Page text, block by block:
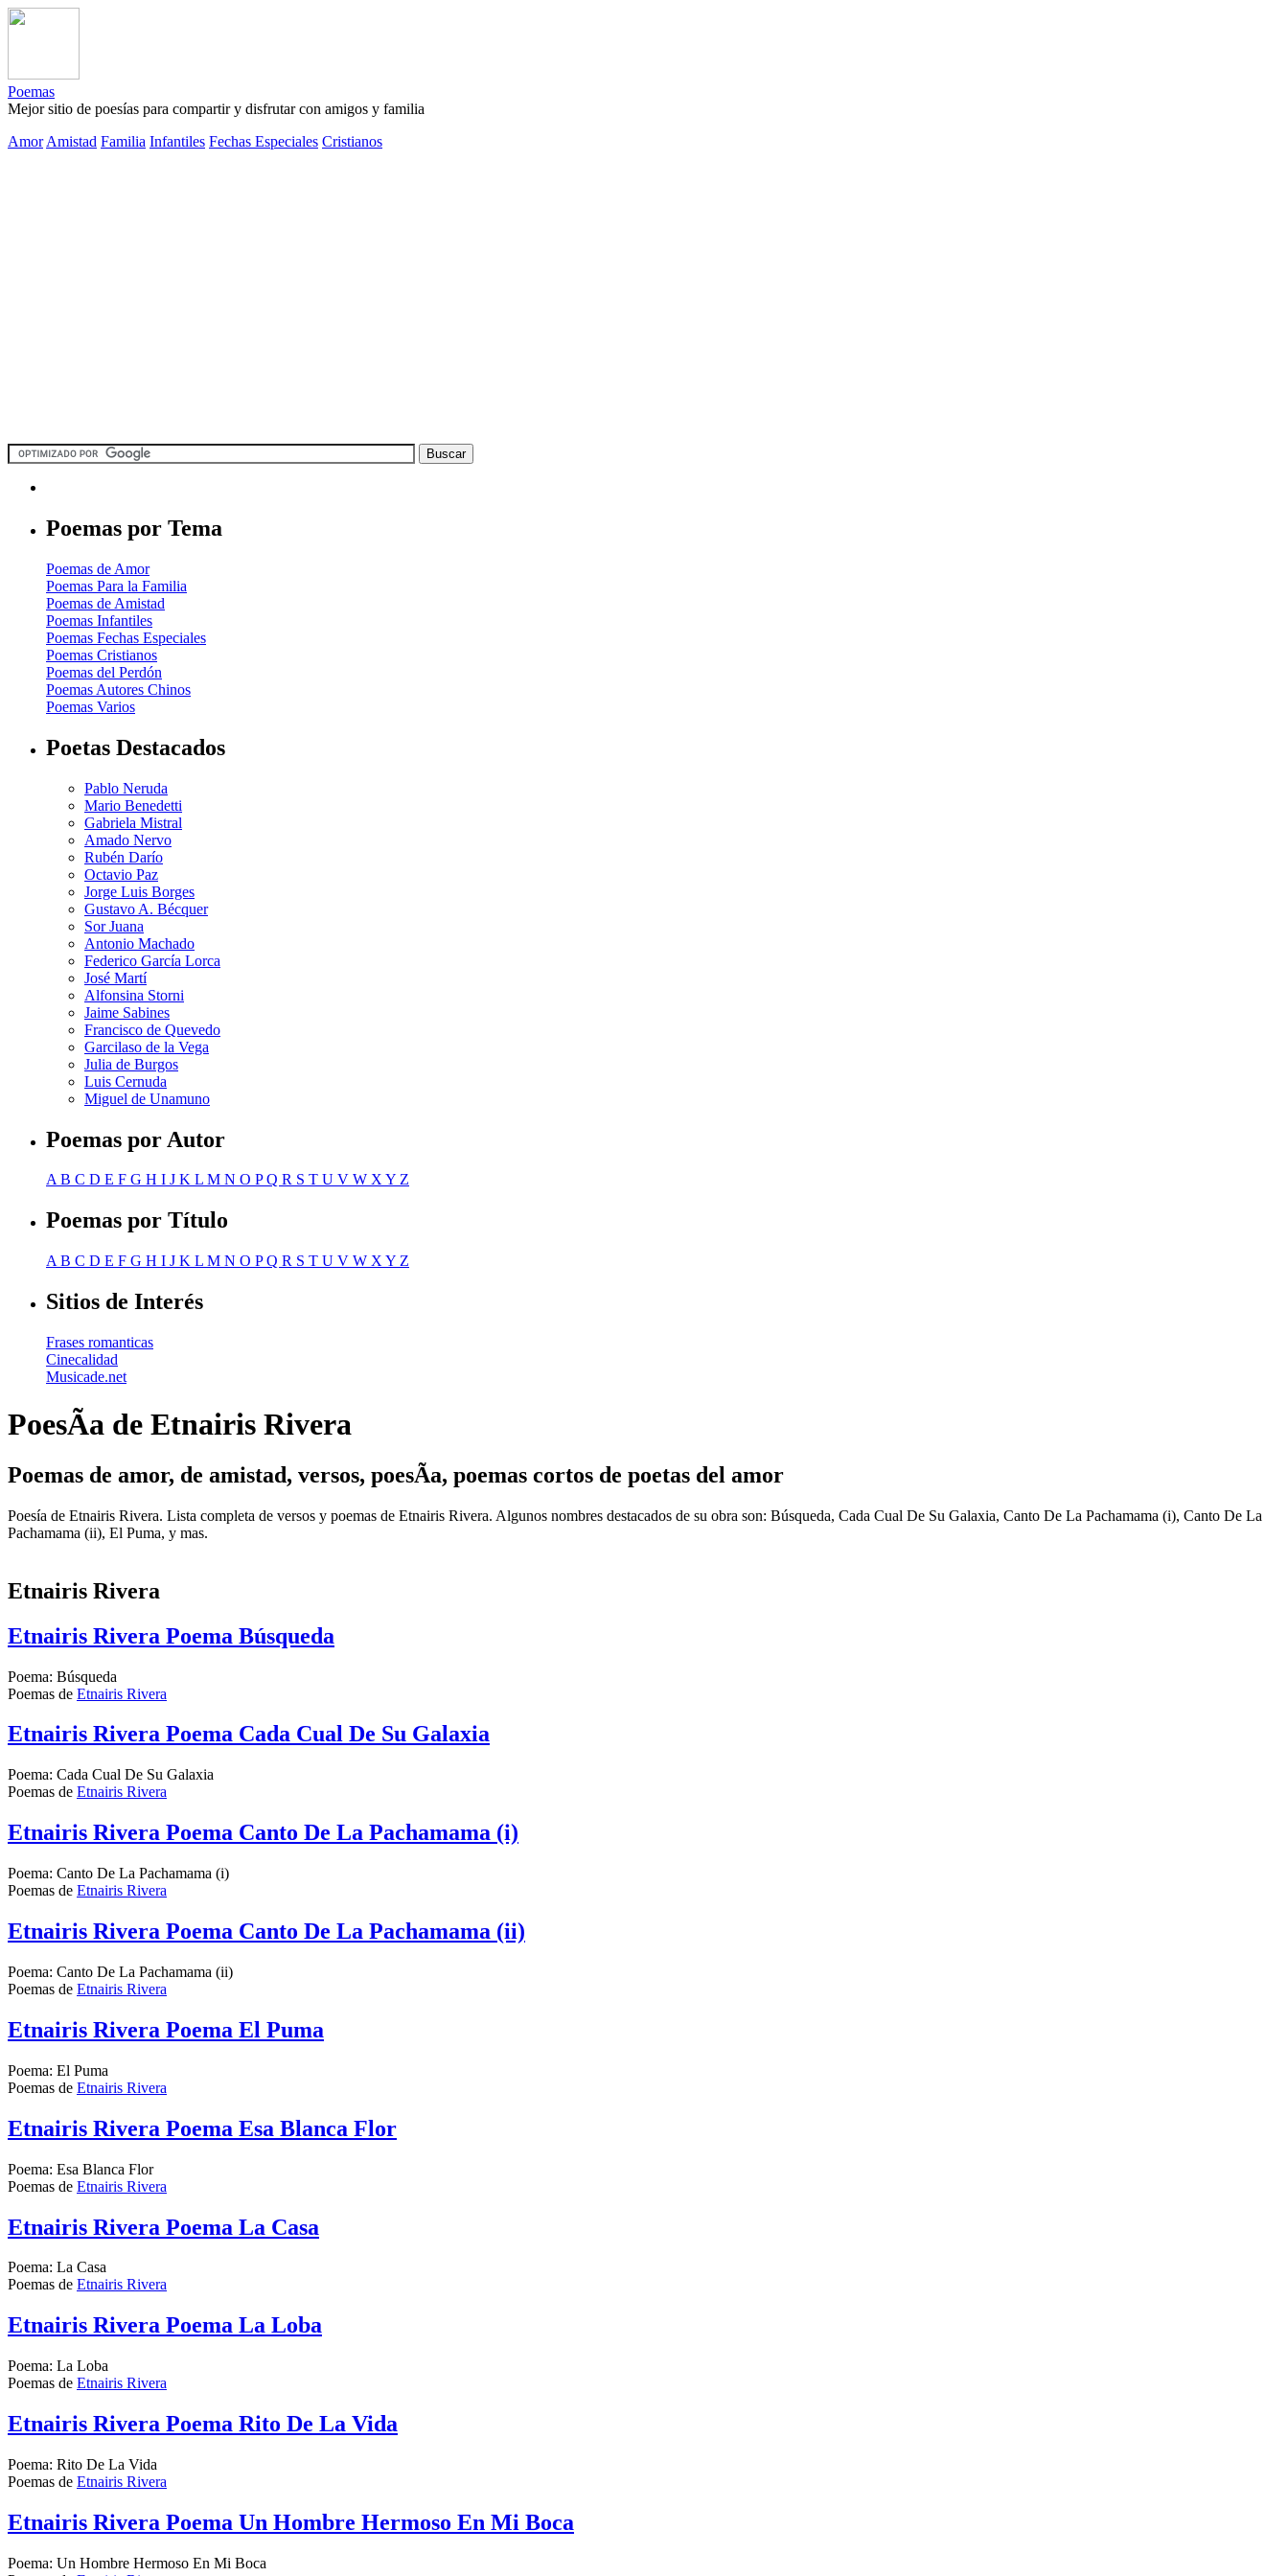
Poemas
Mejor sitio de poesías para compartir y disfrutar con amigos y familia
Amor Amistad Familia Infantiles Fechas Especiales Cristianos
Poemas por Tema
Poemas de Amor
Poemas Para la Familia
Poemas de Amistad
Poemas Infantiles
Poemas Fechas Especiales
Poemas Cristianos
Poemas del Perdón
Poemas Autores Chinos
Poemas Varios
Poetas Destacados
Pablo Neruda
Mario Benedetti
Gabriela Mistral
Amado Nervo
Rubén Darío
Octavio Paz
Jorge Luis Borges
Gustavo A. Bécquer
Sor Juana
Antonio Machado
Federico García Lorca
José Martí
Alfonsina Storni
Jaime Sabines
Francisco de Quevedo
Garcilaso de la Vega
Julia de Burgos
Luis Cernuda
Miguel de Unamuno
Poemas por Autor
AB C D E F G H I J K L M N O PQ R S T U V W XY Z
Poemas por Título
A B C D E F G H I J K L M N O PQ R S T U V W X Y Z
Sitios de Interés
Frases romanticas
Cinecalidad
Musicade.net
PoesÃ­a de Etnairis Rivera
Poemas de amor, de amistad, versos, poesÃ­a, poemas cortos de poetas del amor
Poesía de Etnairis Rivera. Lista completa de versos y poemas de Etnairis Rivera. Algunos nombres destacados de su obra son: Búsqueda, Cada Cual De Su Galaxia, Canto De La Pachamama (i), Canto De La
Pachamama (ii), El Puma, y mas.
Etnairis Rivera
Etnairis Rivera Poema Búsqueda
Poema: Búsqueda
Poemas de Etnairis Rivera
Etnairis Rivera Poema Cada Cual De Su Galaxia
Poema: Cada Cual De Su Galaxia
Poemas de Etnairis Rivera
Etnairis Rivera Poema Canto De La Pachamama (i)
Poema: Canto De La Pachamama (i)
Poemas de Etnairis Rivera
Etnairis Rivera Poema Canto De La Pachamama (ii)
Poema: Canto De La Pachamama (ii)
Poemas de Etnairis Rivera
Etnairis Rivera Poema El Puma
Poema: El Puma
Poemas de Etnairis Rivera
Etnairis Rivera Poema Esa Blanca Flor
Poema: Esa Blanca Flor
Poemas de Etnairis Rivera
Etnairis Rivera Poema La Casa
Poema: La Casa
Poemas de Etnairis Rivera
Etnairis Rivera Poema La Loba
Poema: La Loba
Poemas de Etnairis Rivera
Etnairis Rivera Poema Rito De La Vida
Poema: Rito De La Vida
Poemas de Etnairis Rivera
Etnairis Rivera Poema Un Hombre Hermoso En Mi Boca
Poema: Un Hombre Hermoso En Mi Boca